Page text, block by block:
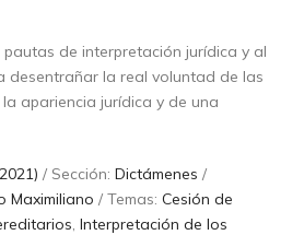
pautas de interpretación jurídica y al
desentrañar la real voluntad de las
apariencia jurídica y de una
/ Sección:Dictámenes /
Maximiliano / Temas:Cesión de
,Interpretación de los